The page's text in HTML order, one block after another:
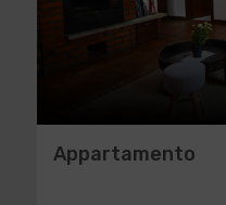
Appartamento